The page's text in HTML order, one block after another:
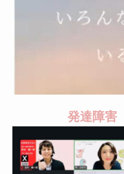
発達障害